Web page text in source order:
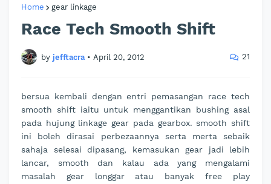
Home gear linkage
Race Tech Smooth Shift
by jefftacra • April 20, 2012 21
bersua kembali dengan entri pemasangan race tech
smooth shift iaitu untuk menggantikan bushing asal
pada hujung linkage gear pada gearbox. smooth shift
ini boleh dirasai perbezaannya serta merta sebaik
sahaja selesai dipasang, kemasukan gear jadi lebih
lancar, smooth dan kalau ada yang mengalami
masalah gear longgar atau banyak free play